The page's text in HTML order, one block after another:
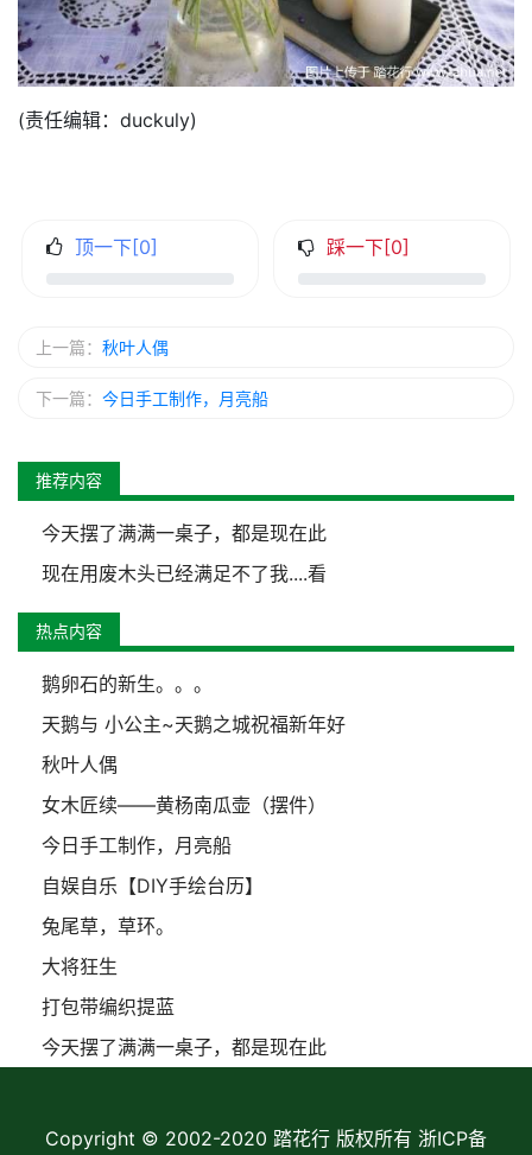
(责任编辑：duckuly)
顶一下[0] 踩一下[0]
上一篇： 秋叶人偶
下一篇： 今日手工制作，月亮船
推荐内容
今天摆了满满一桌子，都是现在此
现在用废木头已经满足不了我....看
热点内容
鹅卵石的新生。。。
天鹅与 小公主~天鹅之城祝福新年好
秋叶人偶
女木匠续——黄杨南瓜壶（摆件）
今日手工制作，月亮船
自娱自乐【DIY手绘台历】
兔尾草，草环。
大将狂生
打包带编织提蓝
今天摆了满满一桌子，都是现在此
Copyright © 2002-2020 踏花行 版权所有 浙ICP备